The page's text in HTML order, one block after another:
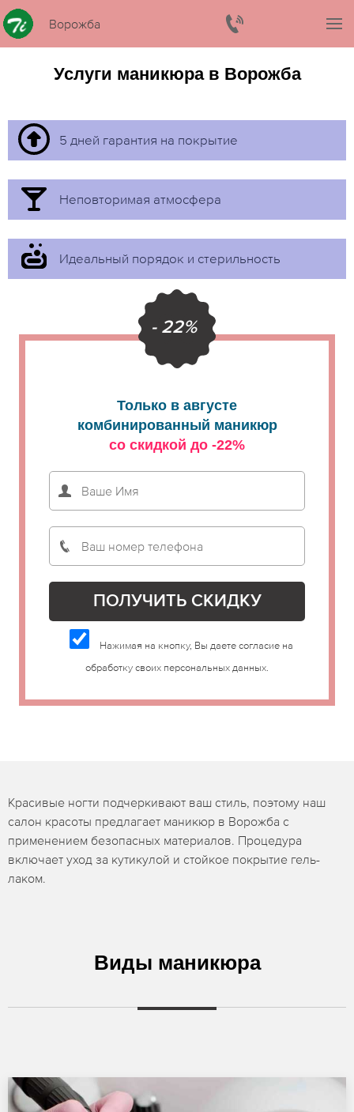
Ворожба
Услуги маникюра в Ворожба
5 дней гарантия на покрытие
Неповторимая атмосфера
Идеальный порядок и стерильность
- 22%
Только в августе
комбинированный маникюр
со скидкой до -22%
Нажимая на кнопку, Вы даете согласие на
обработку своих персональных данных.
Красивые ногти подчеркивают ваш стиль, поэтому наш
салон красоты предлагает маникюр в Ворожба с
применением безопасных материалов. Процедура
включает уход за кутикулой и стойкое покрытие гель-
лаком.
Виды маникюра